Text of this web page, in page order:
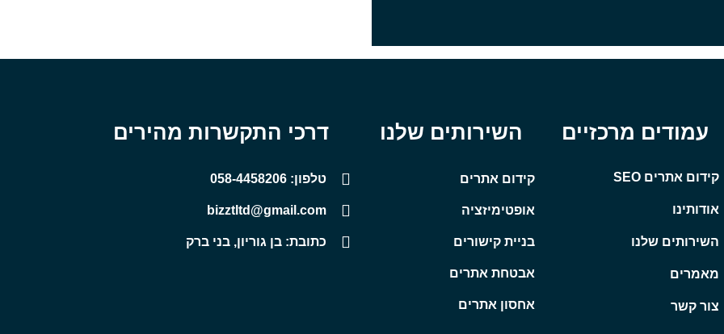
עמודים מרכזיים
קידום אתרים SEO
אודותינו
השירותים שלנו
מאמרים
צור קשר
השירותים שלנו
קידום אתרים
אופטימיזציה
בניית קישורים
אבטחת אתרים
אחסון אתרים
דרכי התקשרות מהירים
טלפון: 058-4458206
bizztltd@gmail.com
כתובת: בן גוריון, בני ברק